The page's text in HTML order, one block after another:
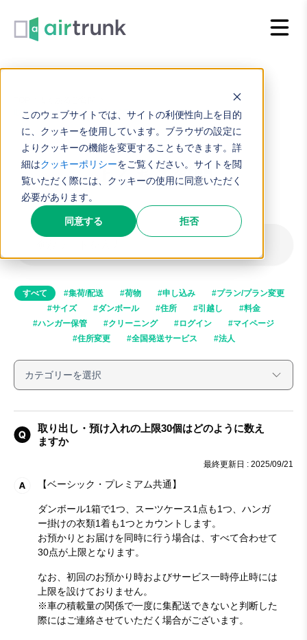
このウェブサイトでは、サイトの利便性向上を目的
に、クッキーを使用しています。ブラウザの設定に
よりクッキーの機能を変更することもできます。詳
細はクッキーポリシーをご覧ください。サイトを閲
覧いただく際には、クッキーの使用に同意いただく
必要があります。
同意する 拒否
ス
取り出し・預け入れの上限30個はどのように数えますか
よくある質問
すべて #集荷/配送 #荷物 #申し込み
#プラン/プラン変更
#サイズ
#ダンボール #住所 #引越し
#料金
#ハンガー保管
#クリーニング #ログイン
#マイページ
#住所変更
#全国発送サービス #法人
取り出し・預け入れの上限30個はどのように数え
ますか
最終更新日 : 2025/09/21
【ベーシック・プレミアム共通】
ダンボール1箱で1つ、スーツケース1点も1つ、ハンガ
ー掛けの衣類1着も1つとカウントします。
お預かりとお届けを同時に行う場合は、すべて合わせて
30点が上限となります。
なお、初回のお預かり時およびサービス一時停止時には
上限を設けておりません。
※車の積載量の関係で一度に集配送できないと判断した
際にはご連絡させていただく場合がございます。